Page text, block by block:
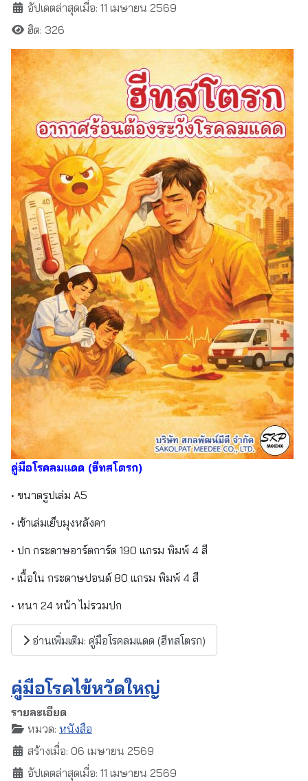
อัปเดตล่าสุดเมื่อ: 11 เมษายน 2569
ฮิต: 326
คู่มือโรคลมแดด (ฮีทสโตรก)
• ขนาดรูปเล่ม A5
• เข้าเล่มเย็บมุงหลังคา
• ปก กระดาษอาร์ตการ์ด 190 แกรม พิมพ์ 4 สี
• เนื้อใน กระดาษปอนด์ 80 แกรม พิมพ์ 4 สี
• หนา 24 หน้า ไม่รวมปก
อ่านเพิ่มเติม: คู่มือโรคลมแดด (ฮีทสโตรก)
คู่มือโรคไข้หวัดใหญ่
รายละเอียด
หมวด: หนังสือ
สร้างเมื่อ: 06 เมษายน 2569
อัปเดตล่าสุดเมื่อ: 11 เมษายน 2569